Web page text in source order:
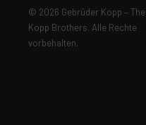
© 2026 Gebrüder Kopp – The
Kopp Brothers. Alle Rechte
vorbehalten.